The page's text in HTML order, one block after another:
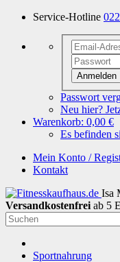
Service-Hotline
Anmelden
Passwort
Neu hier?
Warenkorb: 0,00 €
Es befinden
Mein Konto /
Kontakt
Isa
Versandkostenfrei ab 5
Sportnahrung